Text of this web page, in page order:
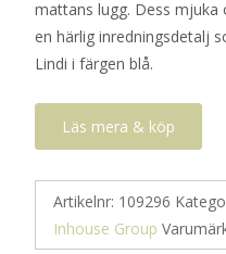
mattans lugg. Dess mjuka
en härlig inredningsdetalj
Lindi i färgen blå.
Läs mera & köp
Artikelnr: 109296
Inhouse Group